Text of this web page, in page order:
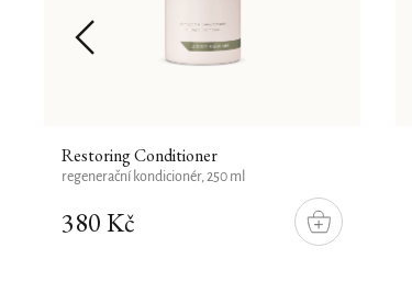
Restoring Conditioner
380 Kč
DO
KOŠÍKU
regenerační kondicionér, 250 ml